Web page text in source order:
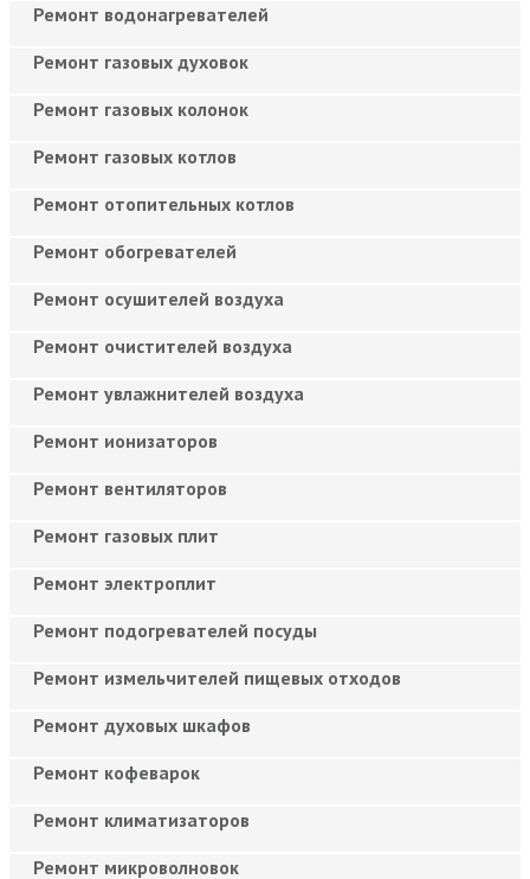
Ремонт водонагревателей
Ремонт газовых духовок
Ремонт газовых колонок
Ремонт газовых котлов
Ремонт отопительных котлов
Ремонт обогревателей
Ремонт осушителей воздуха
Ремонт очистителей воздуха
Ремонт увлажнителей воздуха
Ремонт ионизаторов
Ремонт вентиляторов
Ремонт газовых плит
Ремонт электроплит
Ремонт подогревателей посуды
Ремонт измельчителей пищевых отходов
Ремонт духовых шкафов
Ремонт кофеварок
Ремонт климатизаторов
Ремонт микроволновок